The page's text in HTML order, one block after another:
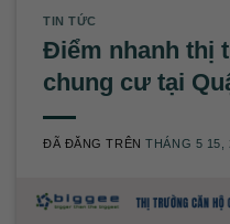
TIN TỨC
Điểm nhanh thị
chung cư tại
ĐÃ ĐĂNG TRÊNTHÁNG 5 15,